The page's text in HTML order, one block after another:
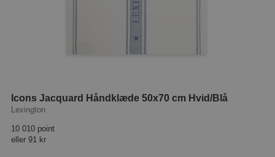
Icons Jacquard Håndklæde 50x70 cm Hvid/Blå
Lexington
10 010 point
eller 91 kr